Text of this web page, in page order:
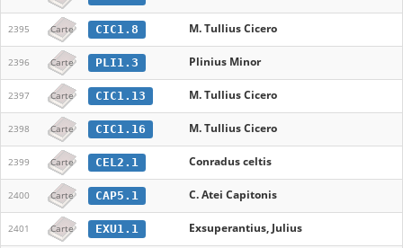
2395 Carte CIC1.8 M. Tullius Cicero
2396 Carte PLI1.3 Plinius Minor
2397 Carte CIC1.13 M. Tullius Cicero
2398 Carte CIC1.16 M. Tullius Cicero
2399 Carte CEL2.1 Conradus celtis
2400 Carte CAP5.1 C. Atei Capitonis
2401 Carte EXU1.1 Exsuperantius, Julius